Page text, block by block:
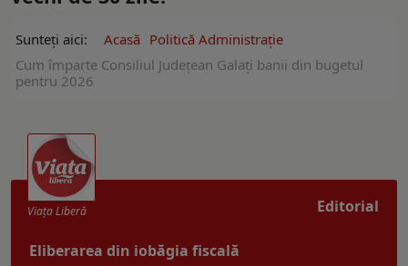
Sunteți aici: Acasă Politică Administrație
Cum împarte Consiliul Judeţean Galaţi banii din bugetul
pentru 2026
Editorial
Viaţa Liberă
Eliberarea din iobăgia fiscală